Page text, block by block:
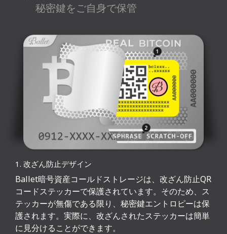
秘密鍵をご自身で保管
1. 改ざん防止デザイン
Ballet暗号資産コールドストレージは、改ざん防止QR
コードステッカーで保護されています。そのため、ス
テッカーが無傷である限り、秘密鍵エントロピーは保
護されます。実際に、改ざんされたステッカーは簡単
に見分けることができます。